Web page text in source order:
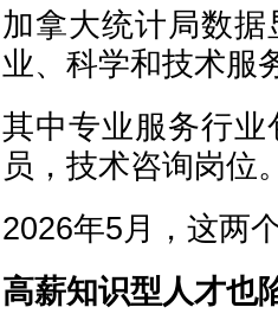
加拿大统计局数
业、科学和技术服
其中专业服务行
员，技术咨询岗位。
2026年5月，这两
高薪知识型人才也